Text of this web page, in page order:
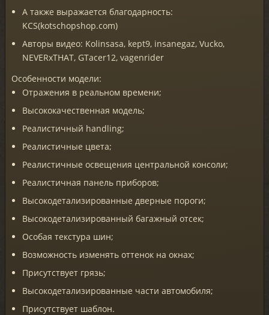
А также выражается благодарность:
KCS(kotschopshop.com)
Авторы видео: Kolinsasa, kept9, insanegaz, Vucko,
NEVERxTHAT, GTacer12, vagenrider
Особенности модели:
Отражения в реальном времени;
Высококачественная модель;
Реалистичный handling;
Реалистичные цвета;
Реалистичные освещения центральной консоли;
Реалистичная панель приборов;
Высокодетализированные дверные пороги;
Высокодетализированный багажный отсек;
Особая текстура шин;
Возможность изменять оттенок на окнах;
Присутствует грязь;
Высокодетализированные части автомобиля;
Присутствует шаблон.